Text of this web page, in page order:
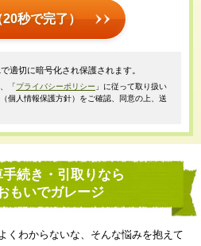
20秒で完了）
適切に暗号化され保護されます。
「プライバシーポリシー 」に従って取り扱い
個人情報保護方針）をご確認、同意の上、送
続き・引取りなら
もいでガレージ
くわからないな、そんな悩みを抱えて